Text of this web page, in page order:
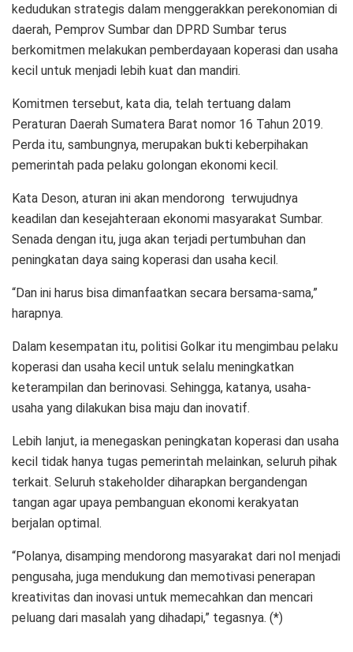
kedudukan strategis dalam menggerakkan perekonomian di
daerah, Pemprov Sumbar dan DPRD Sumbar terus
berkomitmen melakukan pemberdayaan koperasi dan usaha
kecil untuk menjadi lebih kuat dan mandiri.
Komitmen tersebut, kata dia, telah tertuang dalam
Peraturan Daerah Sumatera Barat nomor 16 Tahun 2019.
Perda itu, sambungnya, merupakan bukti keberpihakan
pemerintah pada pelaku golongan ekonomi kecil.
Kata Deson, aturan ini akan mendorong terwujudnya
keadilan dan kesejahteraan ekonomi masyarakat Sumbar.
Senada dengan itu, juga akan terjadi pertumbuhan dan
peningkatan daya saing koperasi dan usaha kecil.
“Dan ini harus bisa dimanfaatkan secara bersama-sama,”
harapnya.
Dalam kesempatan itu, politisi Golkar itu mengimbau pelaku
koperasi dan usaha kecil untuk selalu meningkatkan
keterampilan dan berinovasi. Sehingga, katanya, usaha-
usaha yang dilakukan bisa maju dan inovatif.
Lebih lanjut, ia menegaskan peningkatan koperasi dan usaha
kecil tidak hanya tugas pemerintah melainkan, seluruh pihak
terkait. Seluruh stakeholder diharapkan bergandengan
tangan agar upaya pembanguan ekonomi kerakyatan
berjalan optimal.
“Polanya, disamping mendorong masyarakat dari nol menjadi
pengusaha, juga mendukung dan memotivasi penerapan
kreativitas dan inovasi untuk memecahkan dan mencari
peluang dari masalah yang dihadapi,” tegasnya. (*)